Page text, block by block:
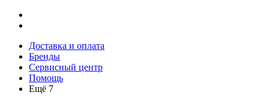
Доставка и оплата
Бренды
Сервисный центр
Помощь
Ещё 7